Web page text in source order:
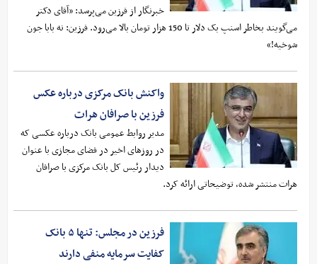
خبرنگار از فرزین می‌پرسد: «آقای دکتر
می‌گویند بخاطر اسنپ بک دلار تا 150 هزار تومان بالا می‌رود. فرزین: نه بابا جون
شوخیه!»
واکنش بانک مرکزی درباره عکس
فرزین با صرافان هرات
مدیر روابط عمومی بانک درباره عکسی که
در روزهای اخیر در فضای مجازی با عنوان
دیدار رئیس کل بانک مرکزی با صرافان
هرات منتشر شده، توضیحاتی ارائه کرد.
فرزین در مجلس: تنها ۵ بانک
کفایت سرمایه منفی دارند